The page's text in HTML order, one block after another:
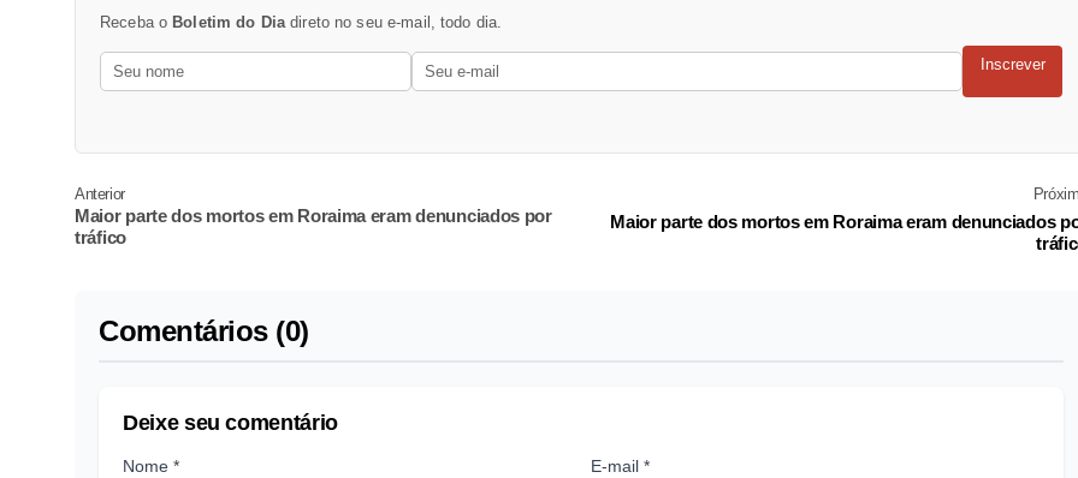
Receba o Boletim do Diadireto no seu e-mail, todo dia.
Inscrever
Anterior
Maior parte dos mortos em Roraima eram denunciados por
tráfico
Maior parte dos mortos em Roraima eram denunciados
Comentários (0)
Deixe seu comentário
Nome * E-mail *